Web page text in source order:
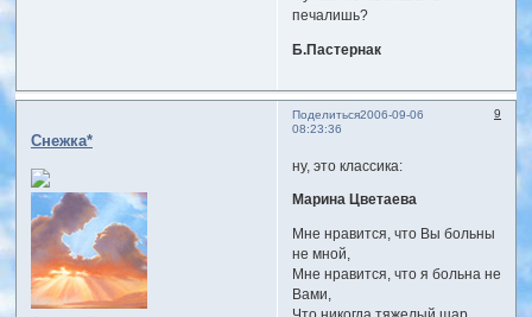
печалишь?
Б.Пастернак
Поделиться 9
2006-09-06
08:23:36
Снежка*
ну, это классика:
Марина Цветаева
Мне нравится, что Вы больны
не мной,
Мне нравится, что я больна не
Вами,